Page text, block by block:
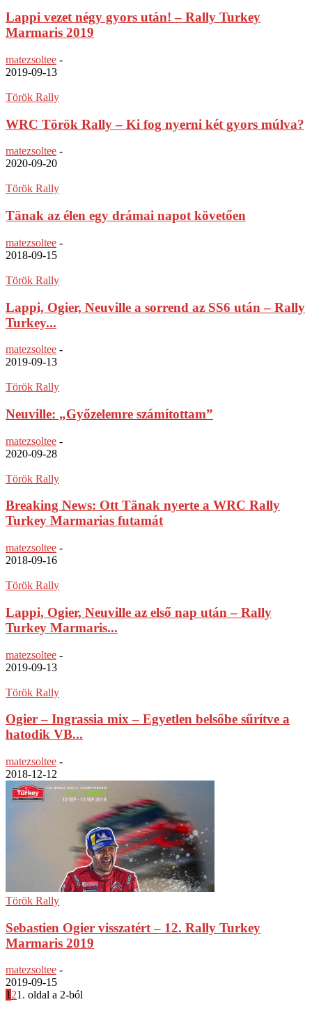
Lappi vezet négy gyors után! – Rally Turkey
Marmaris 2019
matezsoltee -
2019-09-13
Török Rally
WRC Török Rally – Ki fog nyerni két gyors múlva?
matezsoltee -
2020-09-20
Török Rally
Tänak az élen egy drámai napot követően
matezsoltee -
2018-09-15
Török Rally
Lappi, Ogier, Neuville a sorrend az SS6 után – Rally
Turkey...
matezsoltee -
2019-09-13
Török Rally
Neuville: „Győzelemre számítottam”
matezsoltee -
2020-09-28
Török Rally
Breaking News: Ott Tänak nyerte a WRC Rally
Turkey Marmarias futamát
matezsoltee -
2018-09-16
Török Rally
Lappi, Ogier, Neuville az első nap után – Rally
Turkey Marmaris...
matezsoltee -
2019-09-13
Török Rally
Ogier – Ingrassia mix – Egyetlen belsőbe sűrítve a
hatodik VB...
matezsoltee -
2018-12-12
Török Rally
Sebastien Ogier visszatért – 12. Rally Turkey
Marmaris 2019
matezsoltee -
2019-09-15
121. oldal a 2-ból